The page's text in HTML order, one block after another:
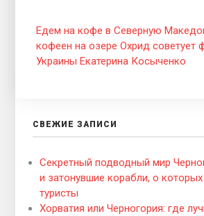
Едем на кофе в Северную
кофеен на озере Охрид советует
Украины Екатерина Косыченко
СВЕЖИЕ ЗАПИСИ
Секретный подводный мир
и затонувшие корабли, о
туристы
Хорватия или Черногория: где